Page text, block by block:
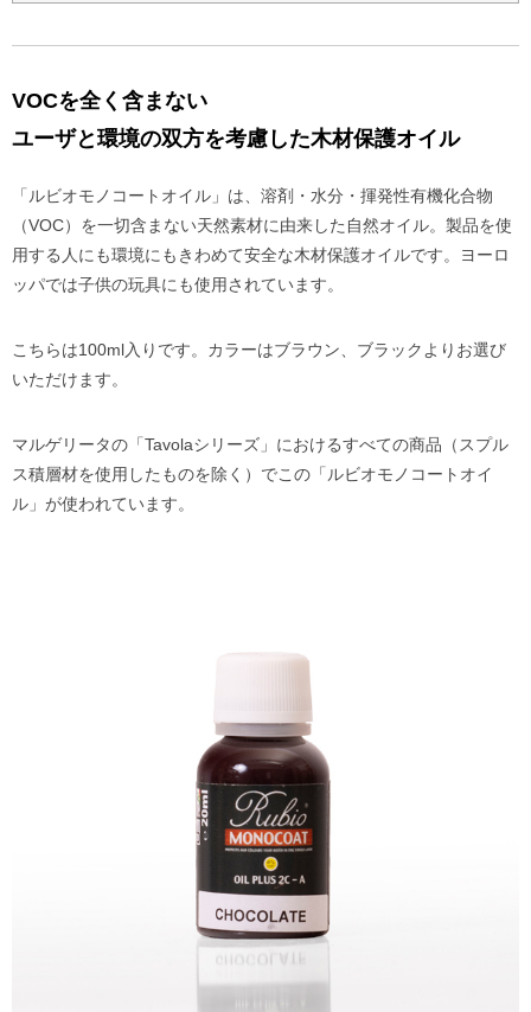
VOCを全く含まない
ユーザと環境の双方を考慮した木材保護オイル
「ルビオモノコートオイル」は、溶剤・水分・揮発性有機化合物
（VOC）を一切含まない天然素材に由来した自然オイル。製品を使
用する人にも環境にもきわめて安全な木材保護オイルです。ヨーロ
ッパでは子供の玩具にも使用されています。
こちらは100ml入りです。カラーはブラウン、ブラックよりお選び
いただけます。
マルゲリータの「Tavolaシリーズ」におけるすべての商品（スプル
ス積層材を使用したものを除く）でこの「ルビオモノコートオイ
ル」が使われています。